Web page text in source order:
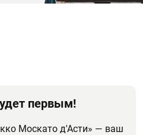
первым!
Москато д'Асти» — ваш